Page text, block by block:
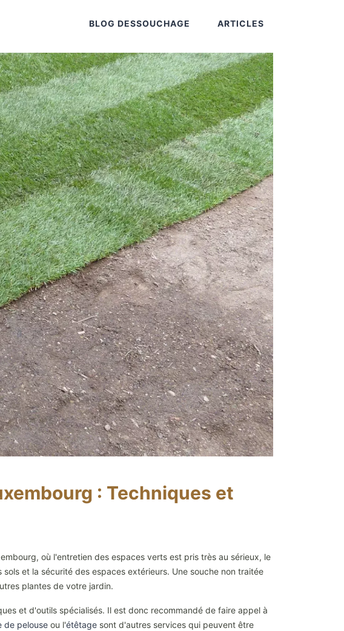
BLOG DESSOUCHAGE ARTICLES
: Techniques et
où l'entretien des espaces verts est pris très au sérieux, le
et la sécurité des espaces extérieurs. Une souche non traitée
plantes de votre jardin.
et d'outils spécialisés. Il est donc recommandé de faire appel à
de pelouse ou l'étêtage sont d'autres services qui peuvent être